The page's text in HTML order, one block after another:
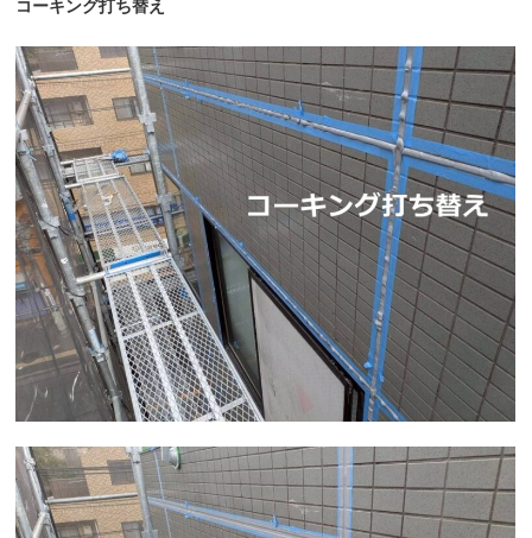
コーキング打ち替え